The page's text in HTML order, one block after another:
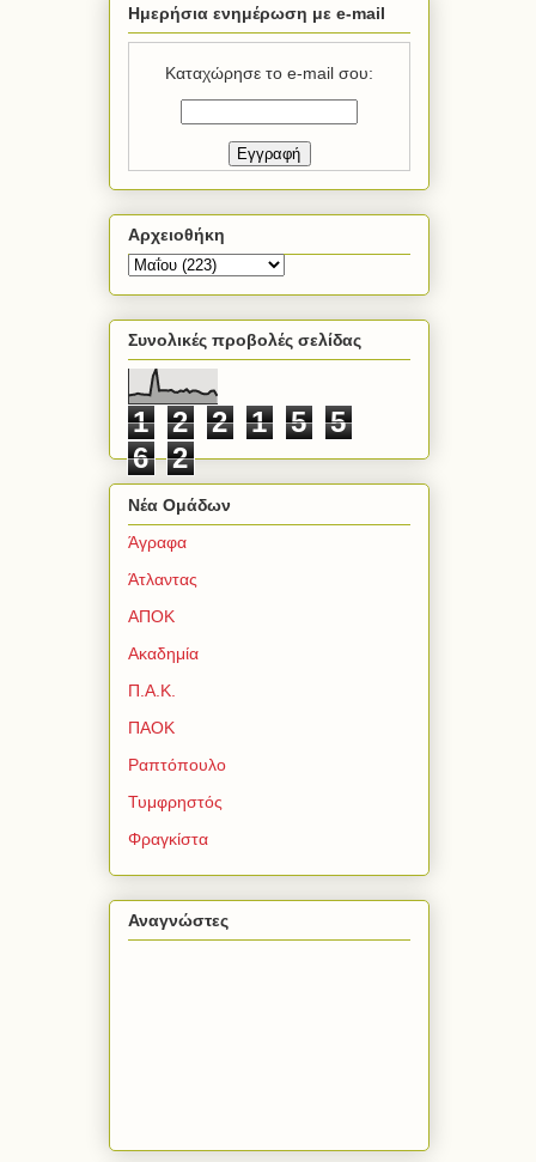
Ημερήσια ενημέρωση με e-mail
Καταχώρησε το e-mail σου:
Αρχειοθήκη
Συνολικές προβολές σελίδας
1 2 2 1 5
5
6
2
Νέα Ομάδων
Άγραφα
Άτλαντας
ΑΠΟΚ
Ακαδημία
Π.Α.Κ.
ΠΑΟΚ
Ραπτόπουλο
Τυμφρηστός
Φραγκίστα
Αναγνώστες